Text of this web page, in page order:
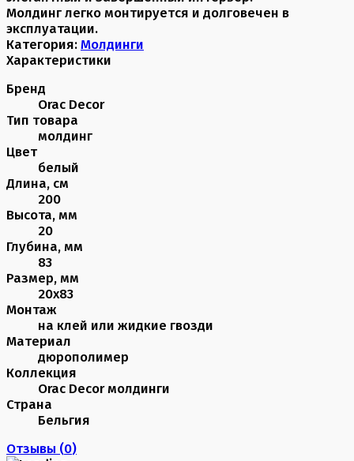
Молдинг легко монтируется и долговечен в
эксплуатации.
Категория: Молдинги
Характеристики
Бренд
Orac Decor
Тип товара
молдинг
Цвет
белый
Длина, см
200
Высота, мм
20
Глубина, мм
83
Размер, мм
20х83
Монтаж
на клей или жидкие гвозди
Материал
дюрополимер
Коллекция
Orac Decor молдинги
Страна
Бельгия
Отзывы (0)